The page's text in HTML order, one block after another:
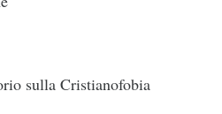
sulla Cristianofobia